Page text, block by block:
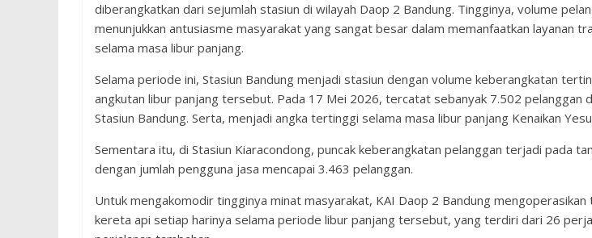
diberangkatkan dari sejumlah stasiun di wilayah Daop 2 Bandung. Tingginya, volume
menunjukkan antusiasme masyarakat yang sangat besar dalam memanfaatkan layanan
selama masa libur panjang.
Selama periode ini, Stasiun Bandung menjadi stasiun dengan volume keberangkatan
angkutan libur panjang tersebut. Pada 17 Mei 2026, tercatat sebanyak 7.502 pelanggan
Stasiun Bandung. Serta, menjadi angka tertinggi selama masa libur panjang Kenaikan
Sementara itu, di Stasiun Kiaracondong, puncak keberangkatan pelanggan terjadi pada
dengan jumlah pengguna jasa mencapai 3.463 pelanggan.
Untuk mengakomodir tingginya minat masyarakat, KAI Daop 2 Bandung
kereta api setiap harinya selama periode libur panjang tersebut, yang terdiri dari 26